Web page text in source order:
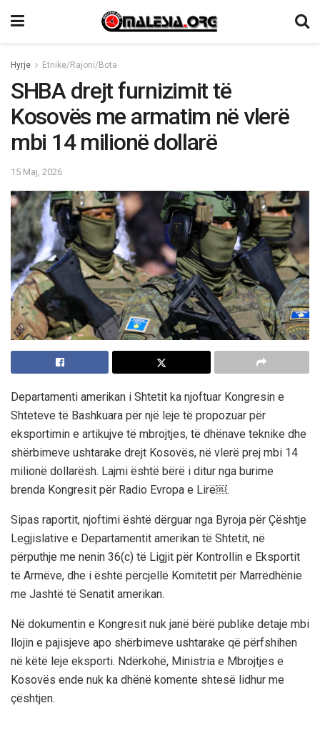
Hyrje Etnike/Rajoni/Bota
SHBA drejt furnizimit të
Kosovës me armatim në vlerë
mbi 14 milionë dollarë
15 Maj, 2026
Departamenti amerikan i Shtetit ka njoftuar Kongresin e
Shteteve të Bashkuara për një leje të propozuar për
eksportimin e artikujve të mbrojtjes, të dhënave teknike dhe
shërbimeve ushtarake drejt Kosovës, në vlerë prej mbi 14
milionë dollarësh. Lajmi është bërë i ditur nga burime
brenda Kongresit për Radio Evropa e Lirë￼.
Sipas raportit, njoftimi është dërguar nga Byroja për Çështje
Legjislative e Departamentit amerikan të Shtetit, në
përputhje me nenin 36(c) të Ligjit për Kontrollin e Eksportit
të Armëve, dhe i është përcjellë Komitetit për Marrëdhënie
me Jashtë të Senatit amerikan.
Në dokumentin e Kongresit nuk janë bërë publike detaje mbi
llojin e pajisjeve apo shërbimeve ushtarake që përfshihen
në këtë leje eksporti. Ndërkohë, Ministria e Mbrojtjes e
Kosovës ende nuk ka dhënë komente shtesë lidhur me
çështjen.